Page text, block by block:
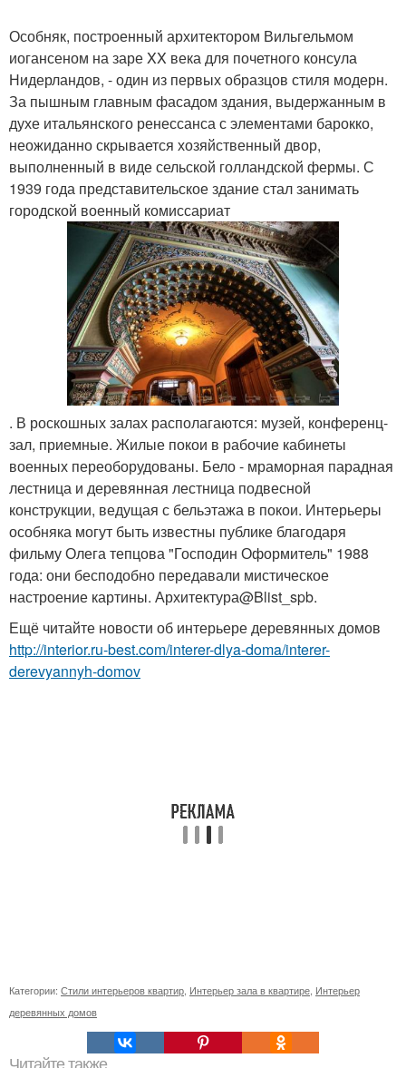
Особняк, построенный архитектором Вильгельмом
иогансеном на заре XX века для почетного консула
Нидерландов, - один из первых образцов стиля модерн.
За пышным главным фасадом здания, выдержанным в
духе итальянского ренессанса с элементами барокко,
неожиданно скрывается хозяйственный двор,
выполненный в виде сельской голландской фермы. С
1939 года представительское здание стал занимать
городской военный комиссариат
. В роскошных залах располагаются: музей, конференц-
зал, приемные. Жилые покои в рабочие кабинеты
военных переоборудованы. Бело - мраморная парадная
лестница и деревянная лестница подвесной
конструкции, ведущая с бельэтажа в покои. Интерьеры
особняка могут быть известны публике благодаря
фильму Олега тепцова "Господин Оформитель" 1988
года: они бесподобно передавали мистическое
настроение картины. Архитектура@Blist_spb.
Ещё читайте новости об интерьере деревянных домов
http://interior.ru-best.com/interer-dlya-doma/interer-
derevyannyh-domov
Категории: Стили интерьеров квартир, Интерьер зала в квартире, Интерьер
деревянных домов